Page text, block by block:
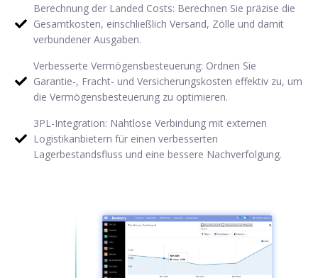
Berechnung der Landed Costs: Berechnen Sie präzise die
Gesamtkosten, einschließlich Versand, Zölle und damit
verbundener Ausgaben.
Verbesserte Vermögensbesteuerung: Ordnen Sie
Garantie-, Fracht- und Versicherungskosten effektiv zu, um
die Vermögensbesteuerung zu optimieren.
3PL-Integration: Nahtlose Verbindung mit externen
Logistikanbietern für einen verbesserten
Lagerbestandsfluss und eine bessere Nachverfolgung.